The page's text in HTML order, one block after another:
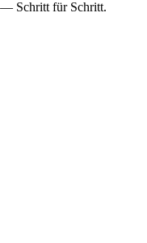
Schritt für Schritt.